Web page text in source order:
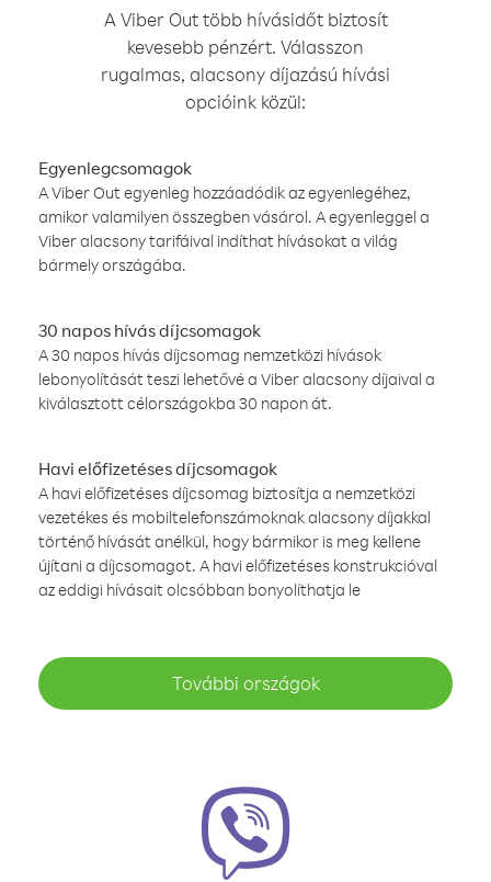
A Viber Out több hívásidőt biztosít
kevesebb pénzért. Válasszon
rugalmas, alacsony díjazású hívási
opcióink közül:
Egyenlegcsomagok
A Viber Out egyenleg hozzáadódik az egyenlegéhez,
amikor valamilyen összegben vásárol. A egyenleggel a
Viber alacsony tarifáival indíthat hívásokat a világ
bármely országába.
30 napos hívás díjcsomagok
A 30 napos hívás díjcsomag nemzetközi hívások
lebonyolítását teszi lehetővé a Viber alacsony díjaival a
kiválasztott célországokba 30 napon át.
Havi előfizetéses díjcsomagok
A havi előfizetéses díjcsomag biztosítja a nemzetközi
vezetékes és mobiltelefonszámoknak alacsony díjakkal
történő hívását anélkül, hogy bármikor is meg kellene
újítani a díjcsomagot. A havi előfizetéses konstrukcióval
az eddigi hívásait olcsóbban bonyolíthatja le
További országok